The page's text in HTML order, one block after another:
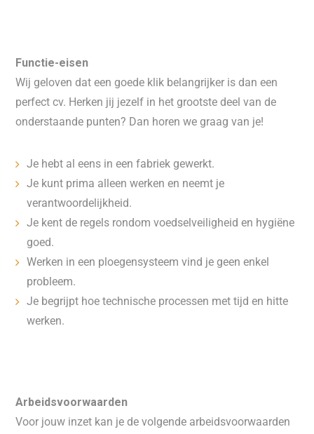
Functie-eisen
Wij geloven dat een goede klik belangrijker is dan een
perfect cv. Herken jij jezelf in het grootste deel van de
onderstaande punten? Dan horen we graag van je!
Je hebt al eens in een fabriek gewerkt.
Je kunt prima alleen werken en neemt je
verantwoordelijkheid.
Je kent de regels rondom voedselveiligheid en hygiëne
goed.
Werken in een ploegensysteem vind je geen enkel
probleem.
Je begrijpt hoe technische processen met tijd en hitte
werken.
Arbeidsvoorwaarden
Voor jouw inzet kan je de volgende arbeidsvoorwaarden